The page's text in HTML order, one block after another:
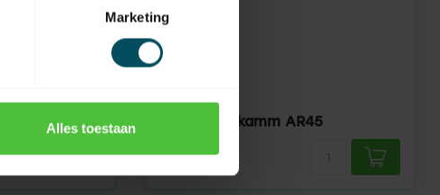
Marketing
Alles toestaan Kunststoffkamm AR45